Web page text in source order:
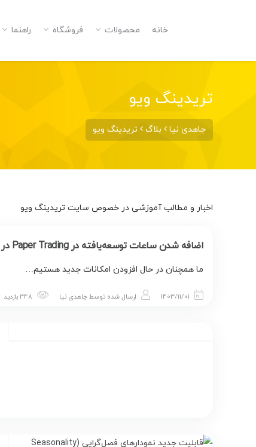
خانه محصولات فروشگاه راهنما
تریدینگ ویو
جاهدی نیا بلاگ تریدینگ ویو
اخبار و مطالب آموزشی در خصوص سایت تریدینگ ویو
اضافه شدن ساعات توسعه‌یافته در Paper Trading در TradingView
ما همچنان در حال افزودن امکانات جدید هستیم…
1403/11/01 ارسال شده توسطجاهدی نیا